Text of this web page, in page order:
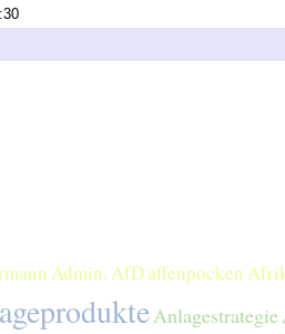
Admin. AfDaffenpocken
Anlagestrategie